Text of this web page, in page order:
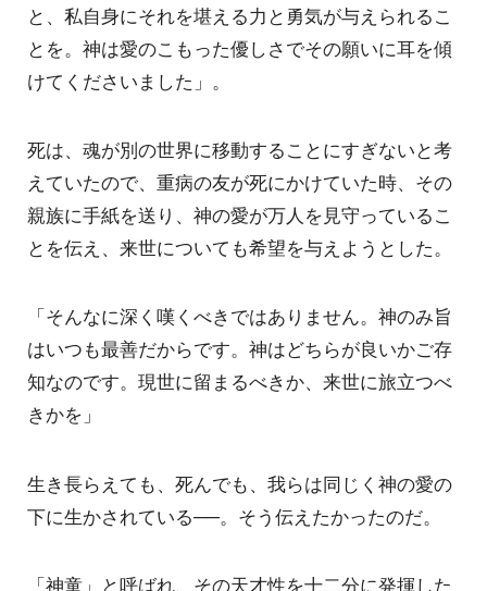
と、私自身にそれを堪える力と勇気が与えられるこ
とを。神は愛のこもった優しさでその願いに耳を傾
けてくださいました」。
死は、魂が別の世界に移動することにすぎないと考
えていたので、重病の友が死にかけていた時、その
親族に手紙を送り、神の愛が万人を見守っているこ
とを伝え、来世についても希望を与えようとした。
「そんなに深く嘆くべきではありません。神のみ旨
はいつも最善だからです。神はどちらが良いかご存
知なのです。現世に留まるべきか、来世に旅立つべ
きかを」
生き長らえても、死んでも、我らは同じく神の愛の
下に生かされている──。そう伝えたかったのだ。
「神童」と呼ばれ、その天才性を十二分に発揮した